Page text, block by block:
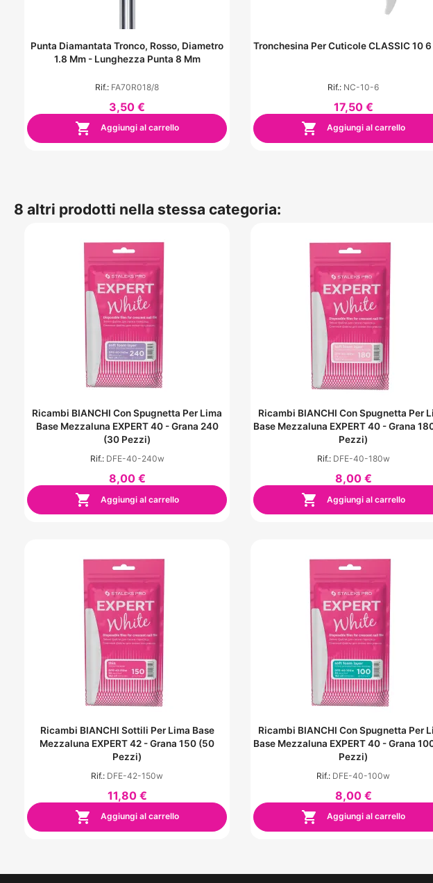
Punta Diamantata Tronco, Rosso, Diametro
1.8 Mm - Lunghezza Punta 8 Mm
Rif.: FA70R018/8
3,50 €
 Aggiungi al carrello
Tronchesina Per Cuticole CLASSIC 10
Rif.: NC-10-6
17,50 €
 Aggiungi al carrello
8 altri prodotti nella stessa categoria:
Ricambi BIANCHI Con Spugnetta Per Lima
Base Mezzaluna EXPERT 40 - Grana 240
(30 Pezzi)
Rif.: DFE-40-240w
8,00 €
 Aggiungi al carrello
Ricambi BIANCHI Con Spugnetta Per
Base Mezzaluna EXPERT 40 - Grana
Pezzi)
Rif.: DFE-40-180w
8,00 €
 Aggiungi al carrello
Ricambi BIANCHI Sottili Per Lima Base
Mezzaluna EXPERT 42 - Grana 150 (50
Pezzi)
Rif.: DFE-42-150w
11,80 €
 Aggiungi al carrello
Ricambi BIANCHI Con Spugnetta Per
Base Mezzaluna EXPERT 40 - Grana
Pezzi)
Rif.: DFE-40-100w
8,00 €
 Aggiungi al carrello